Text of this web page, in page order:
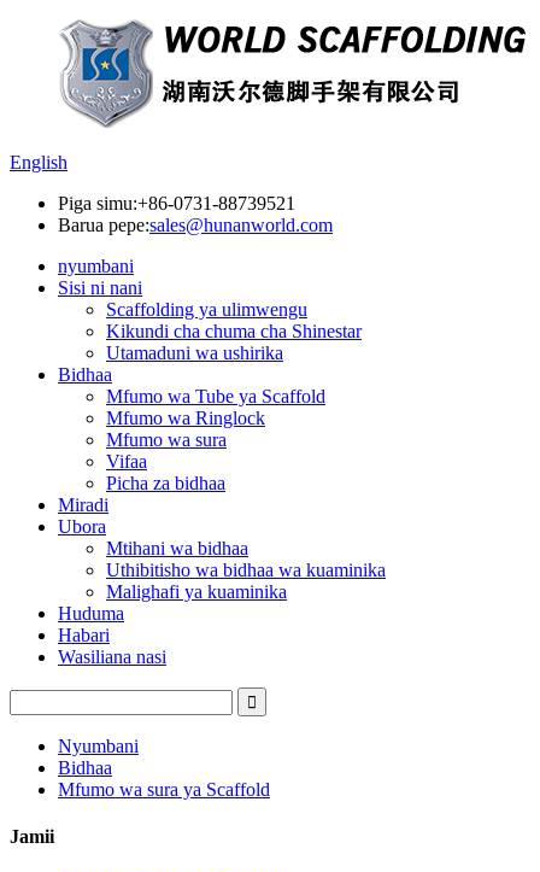
English
Piga simu:+86-0731-88739521
Barua pepe:sales@hunanworld.com
nyumbani
Sisi ni nani
Scaffolding ya ulimwengu
Kikundi cha chuma cha Shinestar
Utamaduni wa ushirika
Bidhaa
Mfumo wa Tube ya Scaffold
Mfumo wa Ringlock
Mfumo wa sura
Vifaa
Picha za bidhaa
Miradi
Ubora
Mtihani wa bidhaa
Uthibitisho wa bidhaa wa kuaminika
Malighafi ya kuaminika
Huduma
Habari
Wasiliana nasi
Nyumbani
Bidhaa
Mfumo wa sura ya Scaffold
Jamii